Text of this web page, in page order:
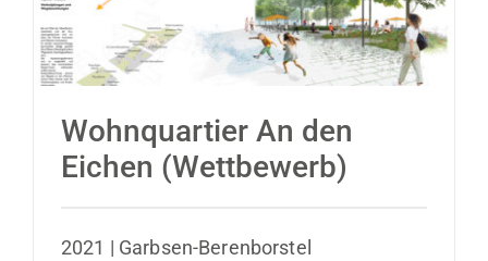
Wohnquartier An den
Eichen (Wettbewerb)
2021 | Garbsen-Berenborstel